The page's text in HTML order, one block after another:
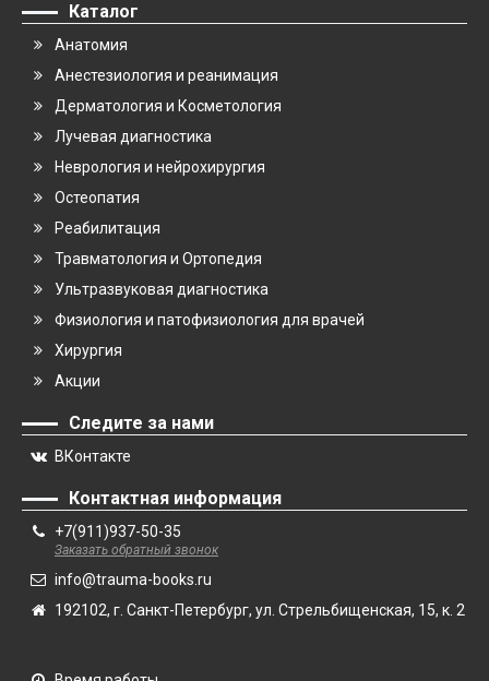
Каталог
Анатомия
Анестезиология и реанимация
Дерматология и Косметология
Лучевая диагностика
Неврология и нейрохирургия
Остеопатия
Реабилитация
Травматология и Ортопедия
Ультразвуковая диагностика
Физиология и патофизиология для врачей
Хирургия
Акции
Следите за нами
ВКонтакте
Контактная информация
+7(911)937-50-35
Заказать обратный звонок
info@trauma-books.ru
192102, г. Санкт-Петербург, ул. Стрельбищенская, 15, к. 2